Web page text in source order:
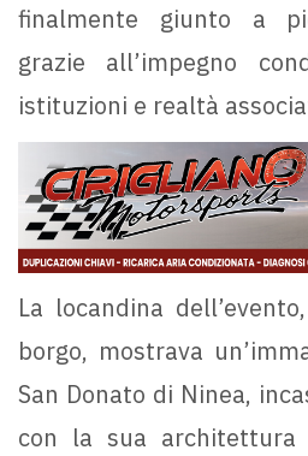
finalmente giunto a
grazie all’impegno
istituzioni e realtà
La locandina
borgo, mostrava
San Donato di Ninea,
con la sua